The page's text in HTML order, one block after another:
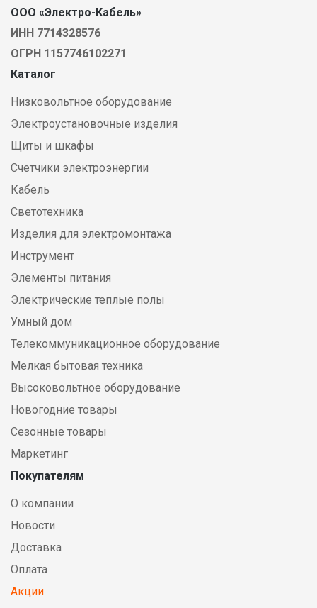
ООО «Электро-Кабель»
ИНН 7714328576
ОГРН 1157746102271
Каталог
Низковольтное оборудование
Электроустановочные изделия
Щиты и шкафы
Счетчики электроэнергии
Кабель
Светотехника
Изделия для электромонтажа
Инструмент
Элементы питания
Электрические теплые полы
Умный дом
Телекоммуникационное оборудование
Мелкая бытовая техника
Высоковольтное оборудование
Новогодние товары
Сезонные товары
Маркетинг
Покупателям
О компании
Новости
Доставка
Оплата
Акции